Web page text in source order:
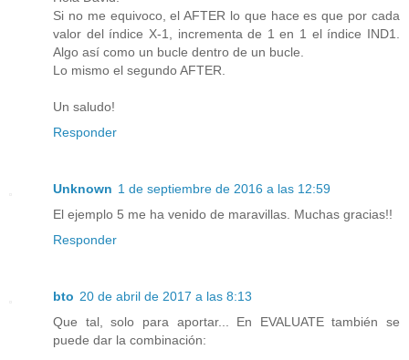
Si no me equivoco, el AFTER lo que hace es que por cada
valor del índice X-1, incrementa de 1 en 1 el índice IND1.
Algo así como un bucle dentro de un bucle.
Lo mismo el segundo AFTER.
Un saludo!
Responder
Unknown 1 de septiembre de 2016 a las 12:59
El ejemplo 5 me ha venido de maravillas. Muchas gracias!!
Responder
bto 20 de abril de 2017 a las 8:13
Que tal, solo para aportar... En EVALUATE también se
puede dar la combinación: